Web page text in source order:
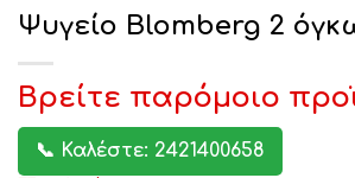
Ψυγείο Blomberg 2
Βρείτε παρόμοιο
📞 Καλέστε: 2421400658